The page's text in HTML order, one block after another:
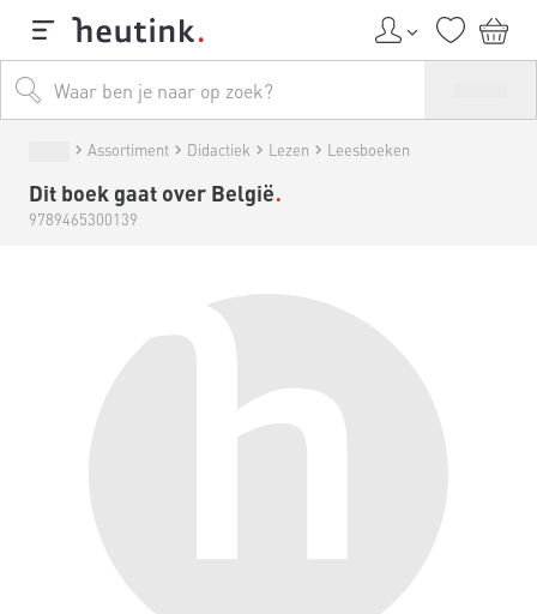
Assortiment Didactiek Lezen Leesboeken
Dit boek gaat over België
9789465300139